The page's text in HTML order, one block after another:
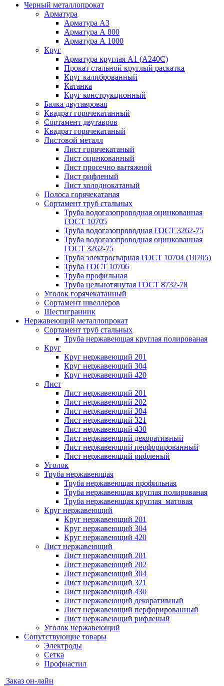
Черный металлопрокат
Арматура
Арматура А3
Арматура А 800
Арматура А 1000
Круг
Арматура круглая А1 (А240C)
Прокат стальной круглый раскатка
Круг калиброванный
Катанка
Круг конструкционный
Балка двутавровая
Квадрат горячекатанный
Сортамент двутавров
Квадрат горячекатаный
Листовой металл
Лист горячекатаный
Лист оцинкованный
Лист просечно вытяжной
Лист рифленый
Лист холоднокатаный
Полоса горячекатаная
Сортамент труб стальных
Труба водогазопроводная оцинкованная
ГОСТ 10705
Труба водогазопроводная ГОСТ 3262-75
Труба водогазопроводная оцинкованная
ГОСТ 3262-75
Труба электросварная ГОСТ 10704 (10705)
Труба ГОСТ 10706
Труба профильная
Труба цельнотянутая ГОСТ 8732-78
Уголок горячекатанный
Сортамент швеллеров
Шестигранник
Нержавеющий металлопрокат
Сортамент труб стальных
Труба нержавеющая круглая полированая
Круг
Круг нержавеющий 201
Круг нержавеющий 304
Круг нержавеющий 420
Лист
Лист нержавеющий 201
Лист нержавеющий 202
Лист нержавеющий 304
Лист нержавеющий 321
Лист нержавеющий 430
Лист нержавеющий декоративный
Лист нержавеющий перфорированный
Лист нержавеющий рифленый
Уголок
Труба нержавеющая
Труба нержавеющая профильная
Труба нержавеющая круглая полированая
Труба нержавеющая круглая матовая
Круг нержавеющий
Круг нержавеющий 201
Круг нержавеющий 304
Круг нержавеющий 420
Лист нержавеющий
Лист нержавеющий 201
Лист нержавеющий 202
Лист нержавеющий 304
Лист нержавеющий 321
Лист нержавеющий 430
Лист нержавеющий декоративный
Лист нержавеющий перфорированный
Лист нержавеющий рифленый
Уголок нержавеющий
Cопутствующие товары
Электроды
Сетка
Профнастил
Заказ он-лайн